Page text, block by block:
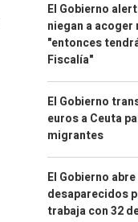
El Gobierno
niegan a acoger
"entonces
Fiscalía"
El Gobierno
euros a Ceuta
migrantes
El Gobierno
desaparecidos
trabaja con 32